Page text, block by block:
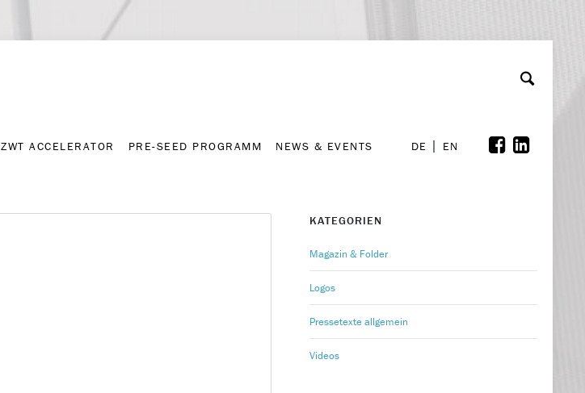
ZWT ACCELERATOR PRE-SEED PROGRAMM NEWS & EVENTS DE EN
KATEGORIEN
Magazin & Folder
Logos
Pressetexte allgemein
Videos